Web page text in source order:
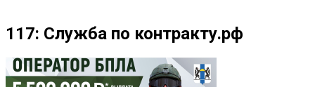
117: Служба по контракту.рф